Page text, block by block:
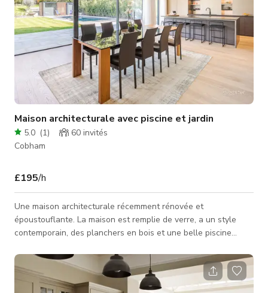
Maison architecturale avec piscine et jardin
5.0 (1) 60 invités
Cobham
£195/h
Une maison architecturale récemment rénovée et
époustouflante. La maison est remplie de verre, a un style
contemporain, des planchers en bois et une belle piscine
cinéma et table de billard Piscine avec pod de jardin 1 x
cuisine ouverte, salle à manger, salon de jour 1 x salon formel
1 x bureau 1 x sous-sol avec table de billard et salle de